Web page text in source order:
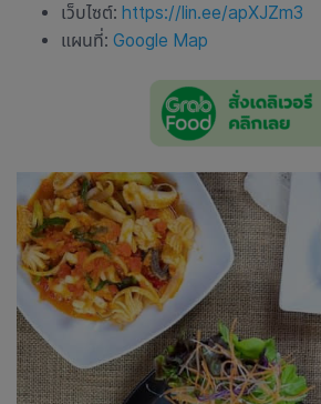
เว็บไซต์: https://lin.ee/apXJZm3
แผนที่: Google Map